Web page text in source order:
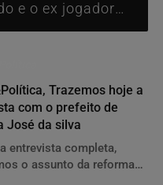
e o ex jogador
contará com...
Trazemos hoje a
com o prefeito de
José da silva
entrevista completa,
o assunto da reforma